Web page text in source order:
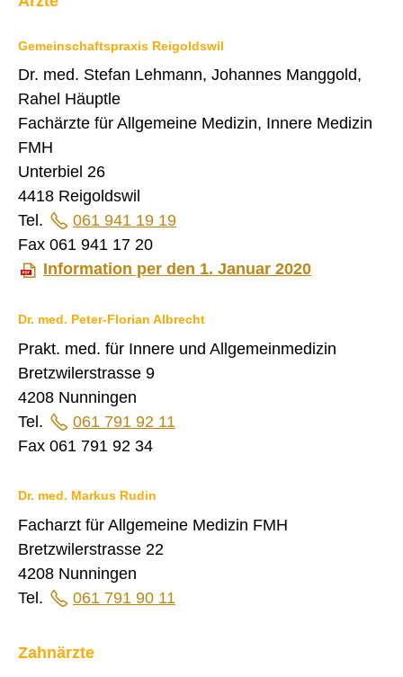
Jugend- und Familienberatung
Kindes- und Erwachsenenschutz
Krankenkasse
Muki-Turnen Bretzwil
Mütter und Väterberatung
Ombudsstelle für Altersfragen und Spitex
Organspende
Prämienverbilligung Krankenkasse
Seniorenturnen Bretzwil
Seniorenverein Hinteres Frenkental
Sozialhilfebehörde Bretzwil
Spielgruppe Bretzwil
Spitex Regio Liestal
Tagesfamilien oberes Baselbiet
VERKEHR
SICHERHEIT
ENTSORGUNG UND UMWELT
FINANZEN
GEWERBE
STICHWORTVERZEICHNIS
GÄSTEBUCH
LINKS
Gemeinschaftspraxis Reigoldswil
Dr. med. Stefan Lehmann, Johannes Manggold,
Rahel Häuptle
Fachärzte für Allgemeine Medizin, Innere Medizin
FMH
Unterbiel 26
4418 Reigoldswil
Tel.
061 941 19 19
Fax 061 941 17 20
Information per den 1. Januar 2020
Dr. med. Peter-Florian Albrecht
Prakt. med. für Innere und Allgemeinmedizin
Bretzwilerstrasse 9
4208 Nunningen
Tel.
061 791 92 11
Fax 061 791 92 34
Dr. med. Markus Rudin
Facharzt für Allgemeine Medizin FMH
Bretzwilerstrasse 22
4208 Nunningen
Tel.
061 791 90 11
Zahnärzte